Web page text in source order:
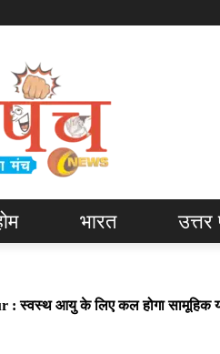
भारत
: स्वस्थ आयु के लिए कल होगा सामूहिक